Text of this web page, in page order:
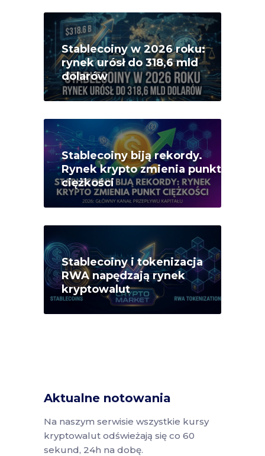
Stablecoiny w 2026 roku:
rynek urósł do 318,6 mld
dolarów
Stablecoiny biją rekordy.
Rynek krypto zmienia punkt
ciężkości
Stablecoiny i tokenizacja
RWA napędzają rynek
kryptowalut
Aktualne notowania
Na naszym serwisie wszystkie kursy
kryptowalut odświeżają się co 60
sekund, 24h na dobę.